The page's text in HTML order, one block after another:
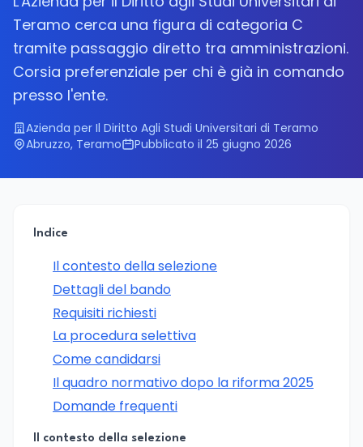
Teramo cerca una figura di categoria C
tramite passaggio diretto tra amministrazioni.
Corsia preferenziale per chi è già in comando
presso l'ente.
Azienda per Il Diritto Agli Studi Universitari di Teramo
Abruzzo, Teramo
Pubblicato il 25 giugno 2026
Indice
Il contesto della selezione
Dettagli del bando
Requisiti richiesti
La procedura selettiva
Come candidarsi
Il quadro normativo dopo la riforma 2025
Domande frequenti
Il contesto della selezione